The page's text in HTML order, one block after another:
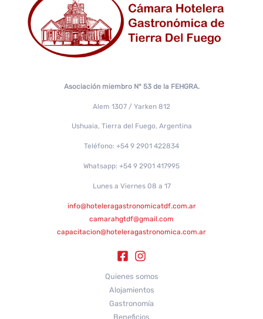
Asociación miembro N° 53 de la FEHGRA.
Alem 1307 / Yarken 812
Ushuaia, Tierra del Fuego, Argentina
Teléfono: +54 9 2901 422834
Whatsapp: +54 9 2901 417995
Lunes a Viernes 08 a 17
info@hoteleragastronomicatdf.com.ar
camarahgtdf@gmail.com
capacitacion@hoteleragastronomica.com.ar
Quienes somos
Alojamientos
Gastronomía
Beneficios